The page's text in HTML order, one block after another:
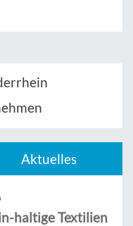
Aktuelles
haltige Textilien